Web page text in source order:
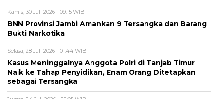
Kamis, 30 Juli 2026 - 09:15 WIB
BNN Provinsi Jambi Amankan 9 Tersangka dan Barang
Bukti Narkotika
Selasa, 28 Juli 2026 - 01:44 WIB
Kasus Meninggalnya Anggota Polri di Tanjab Timur
Naik ke Tahap Penyidikan, Enam Orang Ditetapkan
sebagai Tersangka